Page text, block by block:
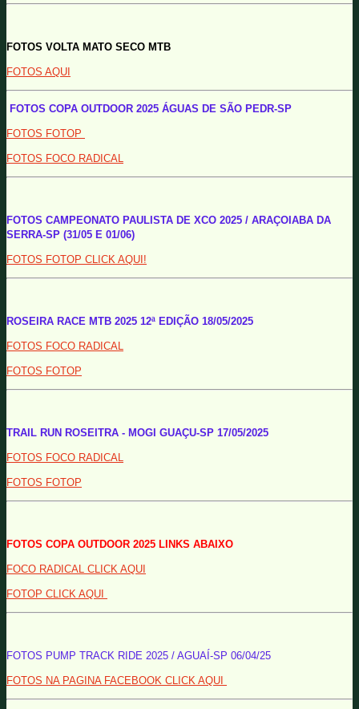
FOTOS VOLTA MATO SECO MTB
FOTOS AQUI
FOTOS COPA OUTDOOR 2025 ÁGUAS DE SÃO PEDR-SP
FOTOS FOTOP
FOTOS FOCO RADICAL
FOTOS CAMPEONATO PAULISTA DE XCO 2025 / ARAÇOIABA DA
SERRA-SP (31/05 E 01/06)
FOTOS FOTOP CLICK AQUI!
ROSEIRA RACE MTB 2025 12ª EDIÇÃO 18/05/2025
FOTOS FOCO RADICAL
FOTOS FOTOP
TRAIL RUN ROSEITRA - MOGI GUAÇU-SP 17/05/2025
FOTOS FOCO RADICAL
FOTOS FOTOP
FOTOS COPA OUTDOOR 2025 LINKS ABAIXO
FOCO RADICAL CLICK AQUI
FOTOP CLICK AQUI
FOTOS PUMP TRACK RIDE 2025 / AGUAÍ-SP 06/04/25
FOTOS NA PAGINA FACEBOOK CLICK AQUI